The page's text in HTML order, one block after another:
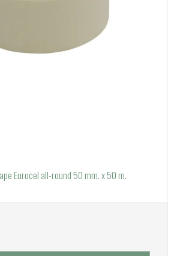
Eurocel all-round 50 mm. x 50 m.